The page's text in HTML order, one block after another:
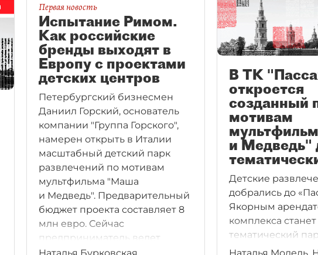
Первая новость
Испытание Римом.
Как российские
бренды выходят в
Европу с проектами
детских центров
Петербургский бизнесмен
Даниил Горский, основатель
компании "Группа Горского",
намерен открыть в Италии
масштабный детский парк
развлечений по мотивам
мультфильма "Маша
и Медведь". Предварительный
бюджет проекта составляет 8
млн евро. Сейчас
предприниматель ведет
переговоры с несколькими
В ТК
откроется
созданный
мотивам
и Медведь"
Детские
добрались до
Якорным
комплекса станет
тематический
Медведь». Это